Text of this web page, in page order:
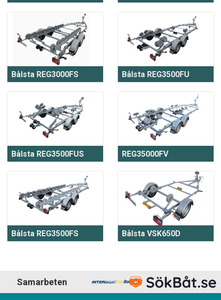
Bålsta REG3000FS Bålsta REG3500FU
Bålsta REG3500FUS REG35000FV
Bålsta REG3500FS Bålsta VSK650D
Samarbeten